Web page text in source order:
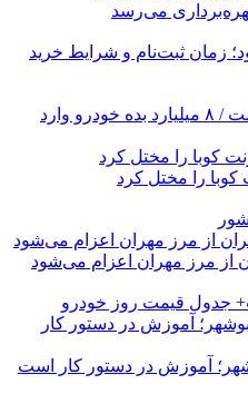
می‌رسد
زمان ثبت‌نام و شرایط خرید
کاسبی خارج‌نشین‌ها با سهمیه اقامت / ۸ میلیارد بده خودرو وارد
را مختل کرد
جدول قیمت روز خودرو
آموزش در دستور کار است